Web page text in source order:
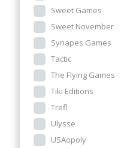
Sweet Games
Sweet November
Synapes Games
Tactic
The Flying Games
Tiki Editions
Trefl
Ulysse
USAopoly